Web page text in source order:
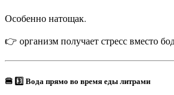
Особенно натощак.
👉 организм получает стресс вместо
🍔 3️⃣ Вода прямо во время еды литрами